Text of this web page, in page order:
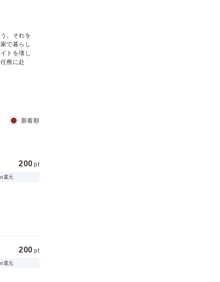
。それを
で暮らし
トを壊し
務に赴
新着順
200 pt
還元
200 pt
還元